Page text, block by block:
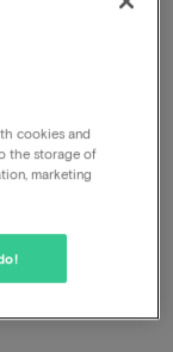
Ihnen das
und
und kulturellen
Lambert,
zu
cookies and
the storage of
marketing